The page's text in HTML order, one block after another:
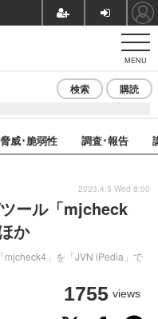
MENU
検索 購読
脅威･脆弱性 調査･報告
ール「mjcheck
か
mjcheck4」を「JVN iPedia」で
1755 views
2023.4.5 Wed 8:00